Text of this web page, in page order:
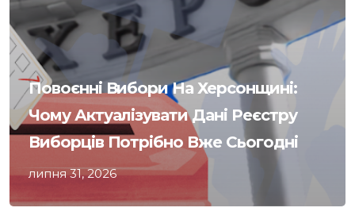
Повоєнні Вибори На Херсонщині:
Чому Актуалізувати Дані Реєстру
Виборців Потрібно Вже Сьогодні
липня 31, 2026